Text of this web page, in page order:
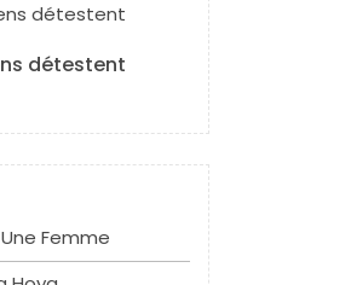
détestent
Femme